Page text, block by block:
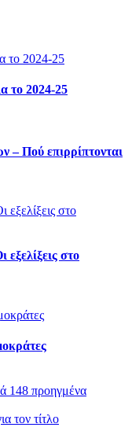
το 2024-25
Πού επιρρίπτονται
στο
148 προηγμένα
τον τίτλο